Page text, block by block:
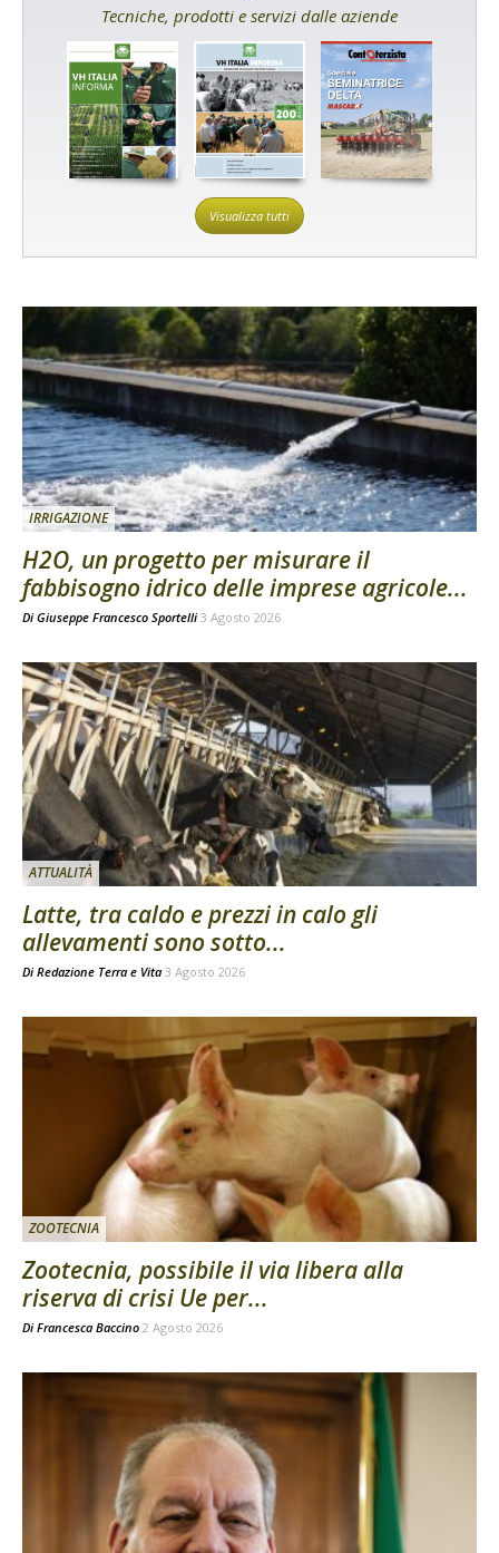
Tecniche, prodotti e servizi dalle aziende
Visualizza tutti
IRRIGAZIONE
H2O, un progetto per misurare il
fabbisogno idrico delle imprese agricole...
Di Giuseppe Francesco Sportelli 3 Agosto 2026
ATTUALITÀ
Latte, tra caldo e prezzi in calo gli
allevamenti sono sotto...
Di Redazione Terra e Vita 3 Agosto 2026
ZOOTECNIA
Zootecnia, possibile il via libera alla
riserva di crisi Ue per...
Di Francesca Baccino 2 Agosto 2026